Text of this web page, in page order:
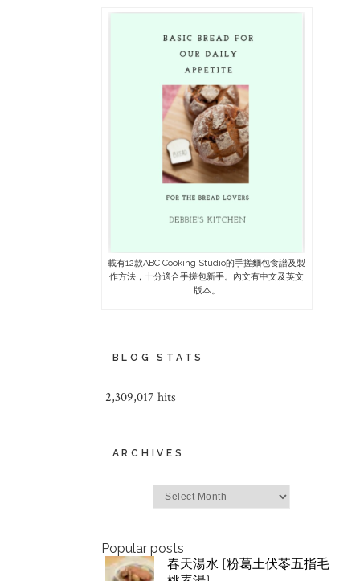
載有12款ABC Cooking Studio的手搓麵包食譜及製
作方法，十分適合手搓包新手。內文有中文及英文
版本。
BLOG STATS
2,309,017 hits
ARCHIVES
Popular posts
春天湯水 [粉葛土伏苓五指毛